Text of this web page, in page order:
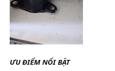
ƯU ĐIỂM NỔI BẬT